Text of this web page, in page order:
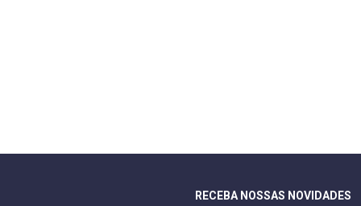
RECEBA NOSSAS NOVIDADES